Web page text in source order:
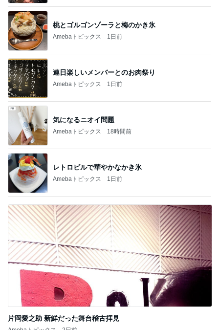
桃とゴルゴンゾーラと梅のかき氷
Amebaトピックス 1日前
連日楽しいメンバーとのお肉祭り
Amebaトピックス 1日前
気になるニオイ問題
Amebaトピックス 18時間前
レトロビルで華やかなかき氷
Amebaトピックス 1日前
片岡愛之助 新鮮だった舞台稽古拝見